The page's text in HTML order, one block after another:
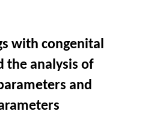
with congenital
the analysis of
and